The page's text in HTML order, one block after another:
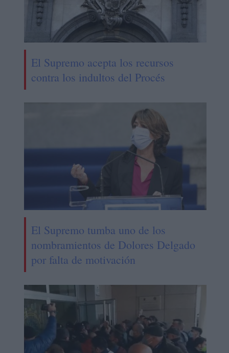
El Supremo acepta los recursos
contra los indultos del Procés
El Supremo tumba uno de los
nombramientos de Dolores Delgado
por falta de motivación